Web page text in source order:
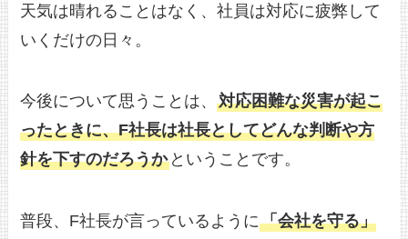
天気は晴れることはなく、社員は対応に疲弊して
いくだけの日々。
今後について思うことは、対応困難な災害が起こ
ったときに、F社長は社長としてどんな判断や方
針を下すのだろうか ということです。
普段、F社長が言っているように「会社を守る」